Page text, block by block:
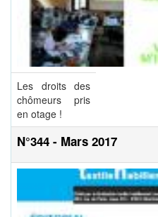
Les droits des
chômeurs pris
en otage !
N°344 - Mars 2017